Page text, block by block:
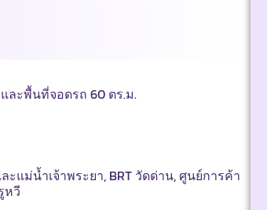
ละพื้นที่จอดรถ 60 ตร.ม.
แม่น้ำเจ้าพระยา, BRT วัดด่าน, ศูนย์การค้า
หวี